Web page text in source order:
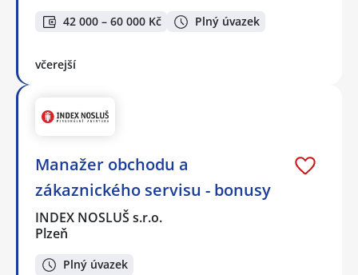
42 000 – 60 000 Kč Plný úvazek
včerejší
Manažer obchodu a
zákaznického servisu - bonusy
INDEX NOSLUŠ s.r.o.
Plzeň
Plný úvazek